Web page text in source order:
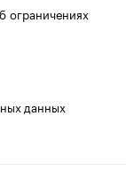
ограничениях
данных